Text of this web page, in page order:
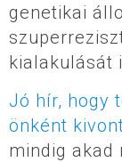
genetikai
kialakulását
Jó hír, hogy
önként
mindig akad